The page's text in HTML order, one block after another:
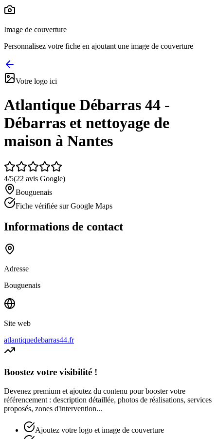
Image de couverture
Personnalisez votre fiche en ajoutant une image de couverture
Votre logo ici
Atlantique Débarras 44 -
Débarras et nettoyage de
maison à Nantes
4/5(22 avis Google)
Bouguenais
Fiche vérifiée sur Google Maps
Informations de contact
Adresse
Bouguenais
Site web
atlantiquedebarras44.fr
Boostez votre visibilité !
Devenez premium et ajoutez du contenu pour booster votre
référencement : description détaillée, photos de réalisations, services
proposés, zones d'intervention...
Ajoutez votre logo et image de couverture